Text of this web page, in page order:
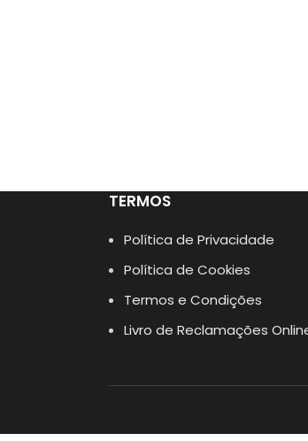
TERMOS
Política de Privacidade
Política de Cookies
Termos e Condições
Livro de Reclamações